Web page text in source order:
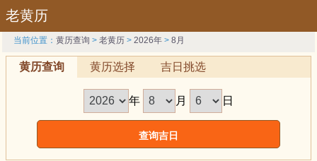
老黄历
当前位置：黄历查询 >老黄历 >2026年 >8月
黄历查询 黄历选择 吉日挑选
年 月 日